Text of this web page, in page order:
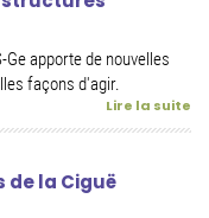
Ge apporte de nouvelles
façons d'agir.
Lire la suite
de la Ciguë